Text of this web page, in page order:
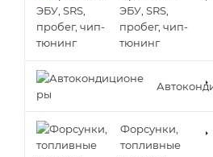
ЭБУ, SRS,
пробег, чип-
тюнинг
Форсунки,
топливные